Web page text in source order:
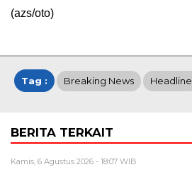
(azs/oto)
Tag : Breaking News Headline
BERITA TERKAIT
Kamis, 6 Agustus 2026 - 18:07 WIB